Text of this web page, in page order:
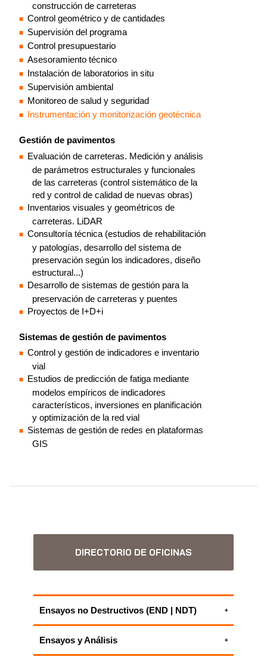
construcción de carreteras
Control geométrico y de cantidades
Supervisión del programa
Control presupuestario
Asesoramiento técnico
Instalación de laboratorios in situ
Supervisión ambiental
Monitoreo de salud y seguridad
Instrumentación y monitorización geotécnica
Gestión de pavimentos
Evaluación de carreteras. Medición y análisis
de parámetros estructurales y funcionales
de las carreteras (control sistemático de la
red y control de calidad de nuevas obras)
Inventarios visuales y geométricos de
carreteras. LiDAR
Consultoría técnica (estudios de rehabilitación
y patologías, desarrollo del sistema de
preservación según los indicadores, diseño
estructural...)
Desarrollo de sistemas de gestión para la
preservación de carreteras y puentes
Proyectos de I+D+i
Sistemas de gestión de pavimentos
Control y gestión de indicadores e inventario
vial
Estudios de predicción de fatiga mediante
modelos empíricos de indicadores
característicos, inversiones en planificación
y optimización de la red vial
Sistemas de gestión de redes en plataformas
GIS
DIRECTORIO DE OFICINAS
Ensayos no Destructivos (END | NDT)
Ensayos y caracterización de materiales
TODOS NUESTROS SERVICIOS DE
Ensayos y Análisis
Gestión de pavimentos